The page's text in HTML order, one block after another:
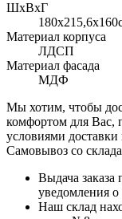
ШхВхГ
Материал корпуса
ЛДСП
Материал фасада
МДФ
Мы хотим, чтобы
комфортом для Вас,
условиями
Самовывоз со склада
Выдача заказа
уведомления о
Наш склад